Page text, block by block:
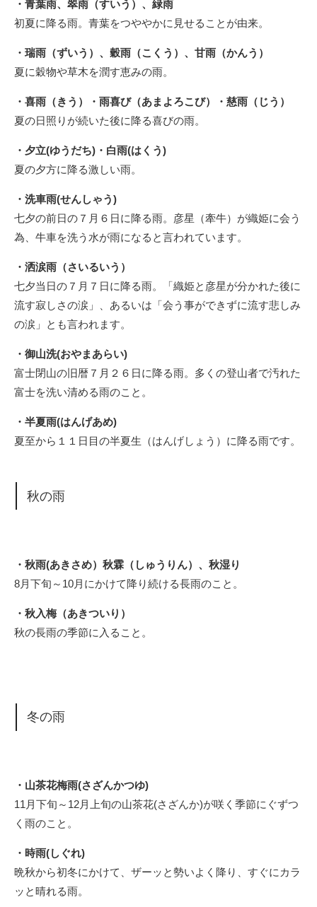
・青葉雨、翠雨（すいう）、緑雨
初夏に降る雨。青葉をつややかに見せることが由来。
・瑞雨（ずいう）、穀雨（こくう）、甘雨（かんう）
夏に穀物や草木を潤す恵みの雨。
・喜雨（きう）・雨喜び（あまよろこび）・慈雨（じう）
夏の日照りが続いた後に降る喜びの雨。
・夕立(ゆうだち)・白雨(はくう)
夏の夕方に降る激しい雨。
・洗車雨(せんしゃう)
七夕の前日の７月６日に降る雨。彦星（牽牛）が織姫に会う
為、牛車を洗う水が雨になると言われています。
・洒涙雨（さいるいう）
七夕当日の７月７日に降る雨。「織姫と彦星が分かれた後に
流す寂しさの涙」、あるいは「会う事ができずに流す悲しみ
の涙」とも言われます。
・御山洗(おやまあらい)
富士閉山の旧暦７月２６日に降る雨。多くの登山者で汚れた
富士を洗い清める雨のこと。
・半夏雨(はんげあめ)
夏至から１１日目の半夏生（はんげしょう）に降る雨です。
秋の雨
・秋雨(あきさめ）秋霖（しゅうりん）、秋湿り
8月下旬～10月にかけて降り続ける長雨のこと。
・秋入梅（あきついり）
秋の長雨の季節に入ること。
冬の雨
・山茶花梅雨(さざんかつゆ)
11月下旬～12月上旬の山茶花(さざんか)が咲く季節にぐずつ
く雨のこと。
・時雨(しぐれ)
晩秋から初冬にかけて、ザーッと勢いよく降り、すぐにカラ
ッと晴れる雨。